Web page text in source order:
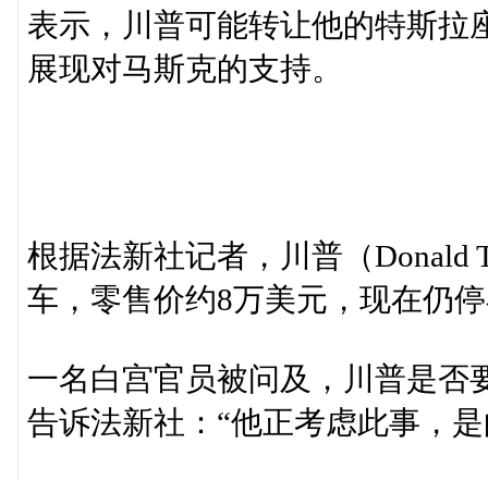
表示，川普可能转让他的特斯拉
展现对马斯克的支持。
根据法新社记者，川普（Donald
车，零售价约8万美元，现在仍
一名白宫官员被问及，川普是否
告诉法新社：“他正考虑此事，